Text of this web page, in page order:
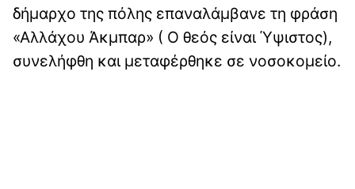
δήμαρχο της πόλης επαναλάμβανε τη φράση
«Αλλάχου Άκμπαρ» ( Ο θεός είναι Ύψιστος),
συνελήφθη και μεταφέρθηκε σε νοσοκομείο.